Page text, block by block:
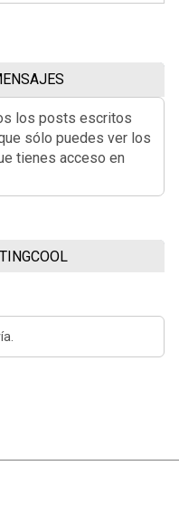
los posts escritos
sólo puedes ver los
tienes acceso en